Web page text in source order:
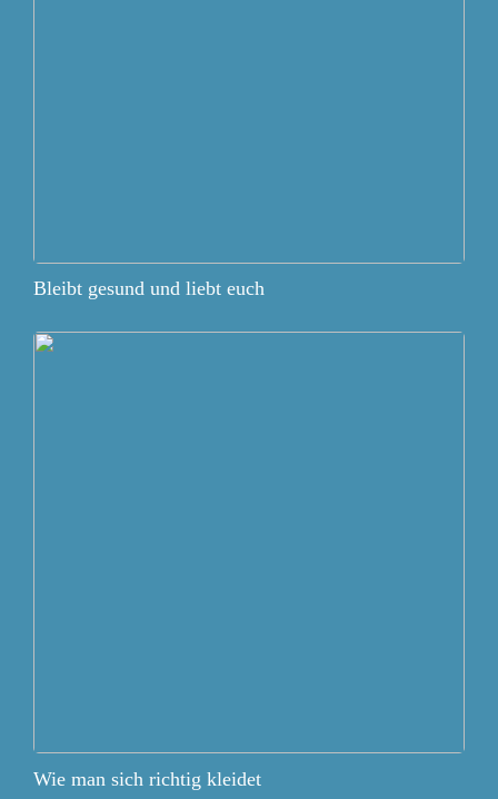
Bleibt gesund und liebt euch
Wie man sich richtig kleidet